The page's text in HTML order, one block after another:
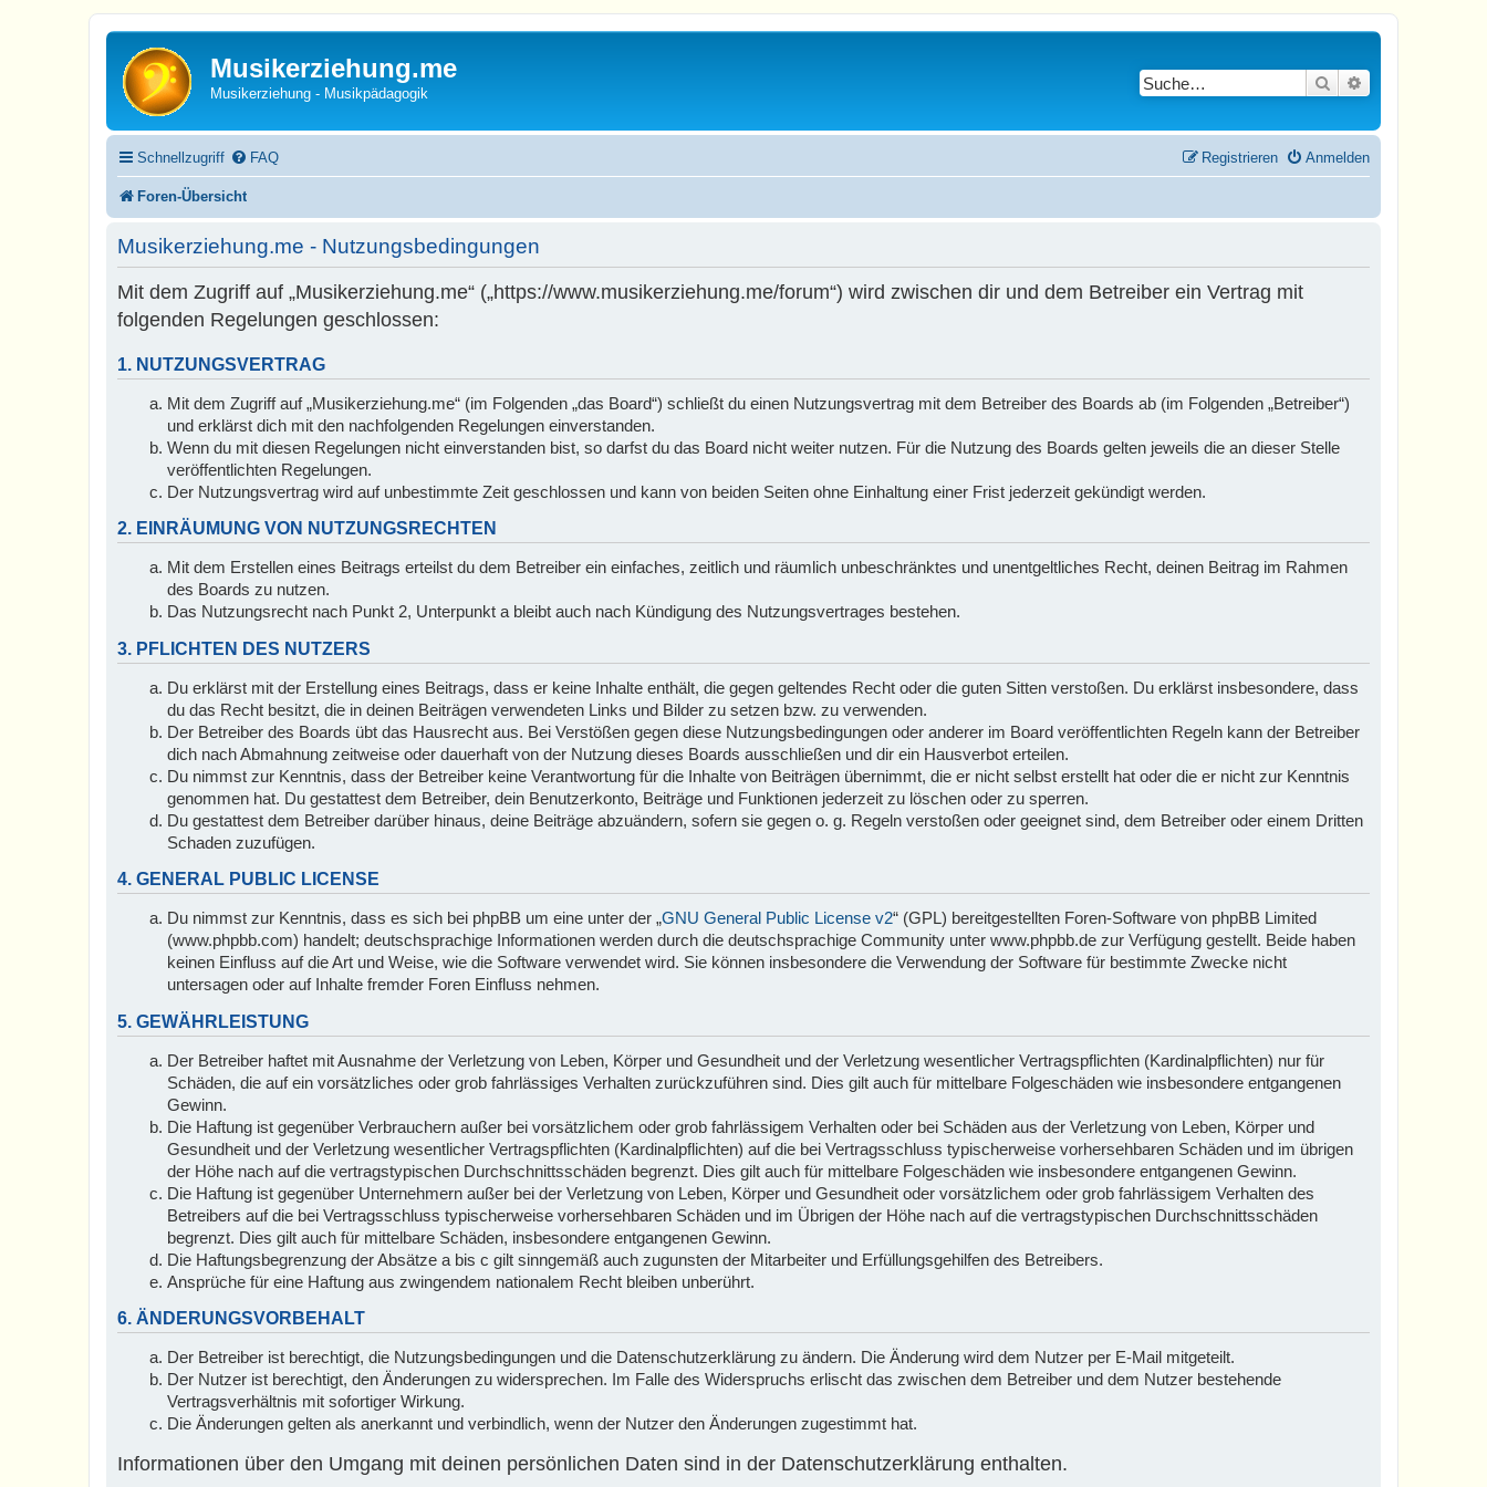
Musikerziehung.me
Musikerziehung - Musikpädagogik
Suche
Schnellzugriff FAQ Anmelden
Registrieren
Foren-Übersicht
Musikerziehung.me - Nutzungsbedingungen
Mit dem Zugriff auf „Musikerziehung.me“ („https://www.musikerziehung.me/forum“) wird zwischen dir und dem Betreiber ein Vertrag mit
folgenden Regelungen geschlossen:
1. NUTZUNGSVERTRAG
Mit dem Zugriff auf „Musikerziehung.me“ (im Folgenden „das Board“) schließt du einen Nutzungsvertrag mit dem Betreiber des Boards ab (im Folgenden „Betreiber“)
und erklärst dich mit den nachfolgenden Regelungen einverstanden.
Wenn du mit diesen Regelungen nicht einverstanden bist, so darfst du das Board nicht weiter nutzen. Für die Nutzung des Boards gelten jeweils die an dieser Stelle
veröffentlichten Regelungen.
Der Nutzungsvertrag wird auf unbestimmte Zeit geschlossen und kann von beiden Seiten ohne Einhaltung einer Frist jederzeit gekündigt werden.
2. EINRÄUMUNG VON NUTZUNGSRECHTEN
Mit dem Erstellen eines Beitrags erteilst du dem Betreiber ein einfaches, zeitlich und räumlich unbeschränktes und unentgeltliches Recht, deinen Beitrag im Rahmen
des Boards zu nutzen.
Das Nutzungsrecht nach Punkt 2, Unterpunkt a bleibt auch nach Kündigung des Nutzungsvertrages bestehen.
3. PFLICHTEN DES NUTZERS
Du erklärst mit der Erstellung eines Beitrags, dass er keine Inhalte enthält, die gegen geltendes Recht oder die guten Sitten verstoßen. Du erklärst insbesondere, dass
du das Recht besitzt, die in deinen Beiträgen verwendeten Links und Bilder zu setzen bzw. zu verwenden.
Der Betreiber des Boards übt das Hausrecht aus. Bei Verstößen gegen diese Nutzungsbedingungen oder anderer im Board veröffentlichten Regeln kann der Betreiber
dich nach Abmahnung zeitweise oder dauerhaft von der Nutzung dieses Boards ausschließen und dir ein Hausverbot erteilen.
Du nimmst zur Kenntnis, dass der Betreiber keine Verantwortung für die Inhalte von Beiträgen übernimmt, die er nicht selbst erstellt hat oder die er nicht zur Kenntnis
genommen hat. Du gestattest dem Betreiber, dein Benutzerkonto, Beiträge und Funktionen jederzeit zu löschen oder zu sperren.
Du gestattest dem Betreiber darüber hinaus, deine Beiträge abzuändern, sofern sie gegen o. g. Regeln verstoßen oder geeignet sind, dem Betreiber oder einem Dritten
Schaden zuzufügen.
4. GENERAL PUBLIC LICENSE
Du nimmst zur Kenntnis, dass es sich bei phpBB um eine unter der „GNU General Public License v2“ (GPL) bereitgestellten Foren-Software von phpBB Limited
(www.phpbb.com) handelt; deutschsprachige Informationen werden durch die deutschsprachige Community unter www.phpbb.de zur Verfügung gestellt. Beide haben
keinen Einfluss auf die Art und Weise, wie die Software verwendet wird. Sie können insbesondere die Verwendung der Software für bestimmte Zwecke nicht
untersagen oder auf Inhalte fremder Foren Einfluss nehmen.
5. GEWÄHRLEISTUNG
Der Betreiber haftet mit Ausnahme der Verletzung von Leben, Körper und Gesundheit und der Verletzung wesentlicher Vertragspflichten (Kardinalpflichten) nur für
Schäden, die auf ein vorsätzliches oder grob fahrlässiges Verhalten zurückzuführen sind. Dies gilt auch für mittelbare Folgeschäden wie insbesondere entgangenen
Gewinn.
Die Haftung ist gegenüber Verbrauchern außer bei vorsätzlichem oder grob fahrlässigem Verhalten oder bei Schäden aus der Verletzung von Leben, Körper und
Gesundheit und der Verletzung wesentlicher Vertragspflichten (Kardinalpflichten) auf die bei Vertragsschluss typischerweise vorhersehbaren Schäden und im übrigen
der Höhe nach auf die vertragstypischen Durchschnittsschäden begrenzt. Dies gilt auch für mittelbare Folgeschäden wie insbesondere entgangenen Gewinn.
Die Haftung ist gegenüber Unternehmern außer bei der Verletzung von Leben, Körper und Gesundheit oder vorsätzlichem oder grob fahrlässigem Verhalten des
Betreibers auf die bei Vertragsschluss typischerweise vorhersehbaren Schäden und im Übrigen der Höhe nach auf die vertragstypischen Durchschnittsschäden
begrenzt. Dies gilt auch für mittelbare Schäden, insbesondere entgangenen Gewinn.
Die Haftungsbegrenzung der Absätze a bis c gilt sinngemäß auch zugunsten der Mitarbeiter und Erfüllungsgehilfen des Betreibers.
Ansprüche für eine Haftung aus zwingendem nationalem Recht bleiben unberührt.
6. ÄNDERUNGSVORBEHALT
Der Betreiber ist berechtigt, die Nutzungsbedingungen und die Datenschutzerklärung zu ändern. Die Änderung wird dem Nutzer per E-Mail mitgeteilt.
Der Nutzer ist berechtigt, den Änderungen zu widersprechen. Im Falle des Widerspruchs erlischt das zwischen dem Betreiber und dem Nutzer bestehende
Vertragsverhältnis mit sofortiger Wirkung.
Die Änderungen gelten als anerkannt und verbindlich, wenn der Nutzer den Änderungen zugestimmt hat.
Informationen über den Umgang mit deinen persönlichen Daten sind in der Datenschutzerklärung enthalten.